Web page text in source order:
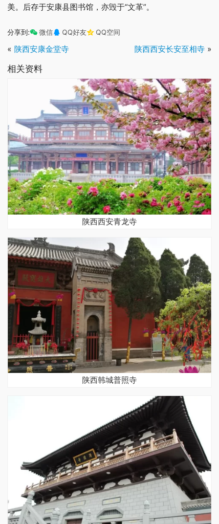
美。后存于安康县图书馆，亦毁于“文革”。
分享到: 微信 QQ好友 QQ空间
« 陕西安康金堂寺 陕西西安长安至相寺 »
相关资料
陕西西安青龙寺
陕西韩城普照寺